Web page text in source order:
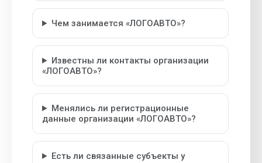
Чем занимается «ЛОГОАВТО»?
Известны ли контакты организации
«ЛОГОАВТО»?
Менялись ли регистрационные
данные организации «ЛОГОАВТО»?
Есть ли связанные субъекты у